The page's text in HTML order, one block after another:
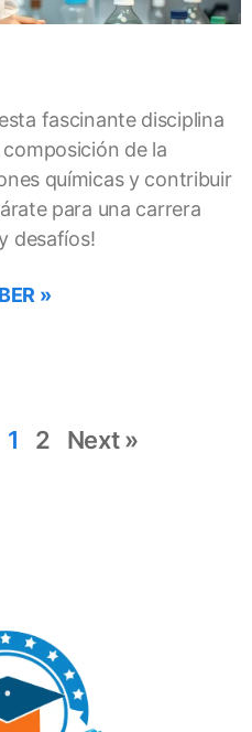
fascinante disciplina
de la
químicas y contribuir
para una carrera
desafíos!
»
1 2 Next »